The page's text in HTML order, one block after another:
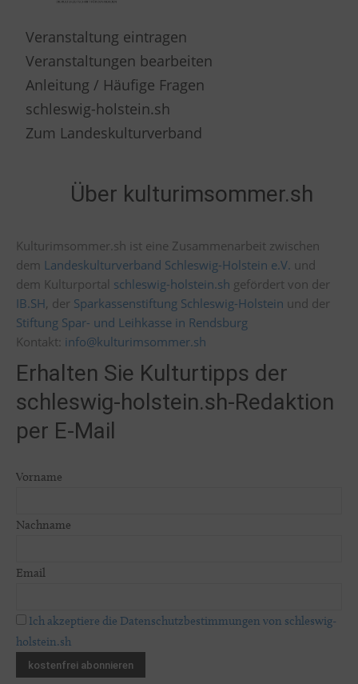
Veranstaltung eintragen
Veranstaltungen bearbeiten
Anleitung / Häufige Fragen
schleswig-holstein.sh
Zum Landeskulturverband
Über kulturimsommer.sh
Kulturimsommer.sh ist eine Zusammenarbeit zwischen
dem Landeskulturverband Schleswig-Holstein e.V. und
dem Kulturportal schleswig-holstein.sh gefördert von der
IB.SH, der Sparkassenstiftung Schleswig-Holstein und der
Stiftung Spar- und Leihkasse in Rendsburg
Kontakt: info@kulturimsommer.sh
Erhalten Sie Kulturtipps der
schleswig-holstein.sh-Redaktion
per E-Mail
Vorname
Nachname
Email
Ich akzeptiere die Datenschutzbestimmungen von schleswig-
holstein.sh